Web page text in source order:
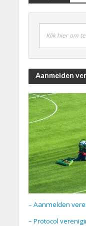
Klik hier om
Aanmelden
– Aanmelden
– Protocol